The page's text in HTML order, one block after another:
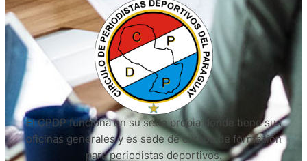
El CPDP funciona en su sede propia donde tiene sus
oficinas generales y es sede de cursos de formación
para periodistas deportivos.